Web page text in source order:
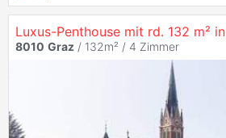
Luxus-Penthouse mit rd. 132 m² in
8010 Graz / 132m² / 4 Zimmer